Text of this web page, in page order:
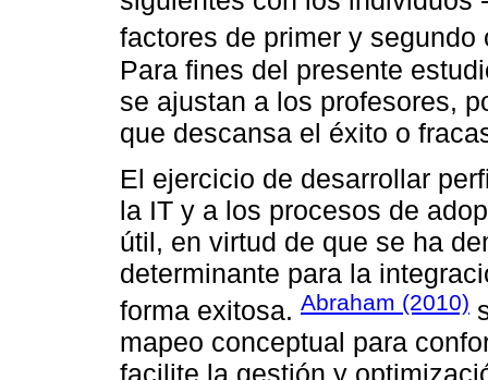
factores de primer y
Para fines del presente
se ajustan a los profesores,
que descansa el éxito o
El ejercicio de desarrollar
la IT y a los procesos de
útil, en virtud de que se ha
determinante para la
forma exitosa. Abraham (2010)
mapeo conceptual para
facilite la gestión y